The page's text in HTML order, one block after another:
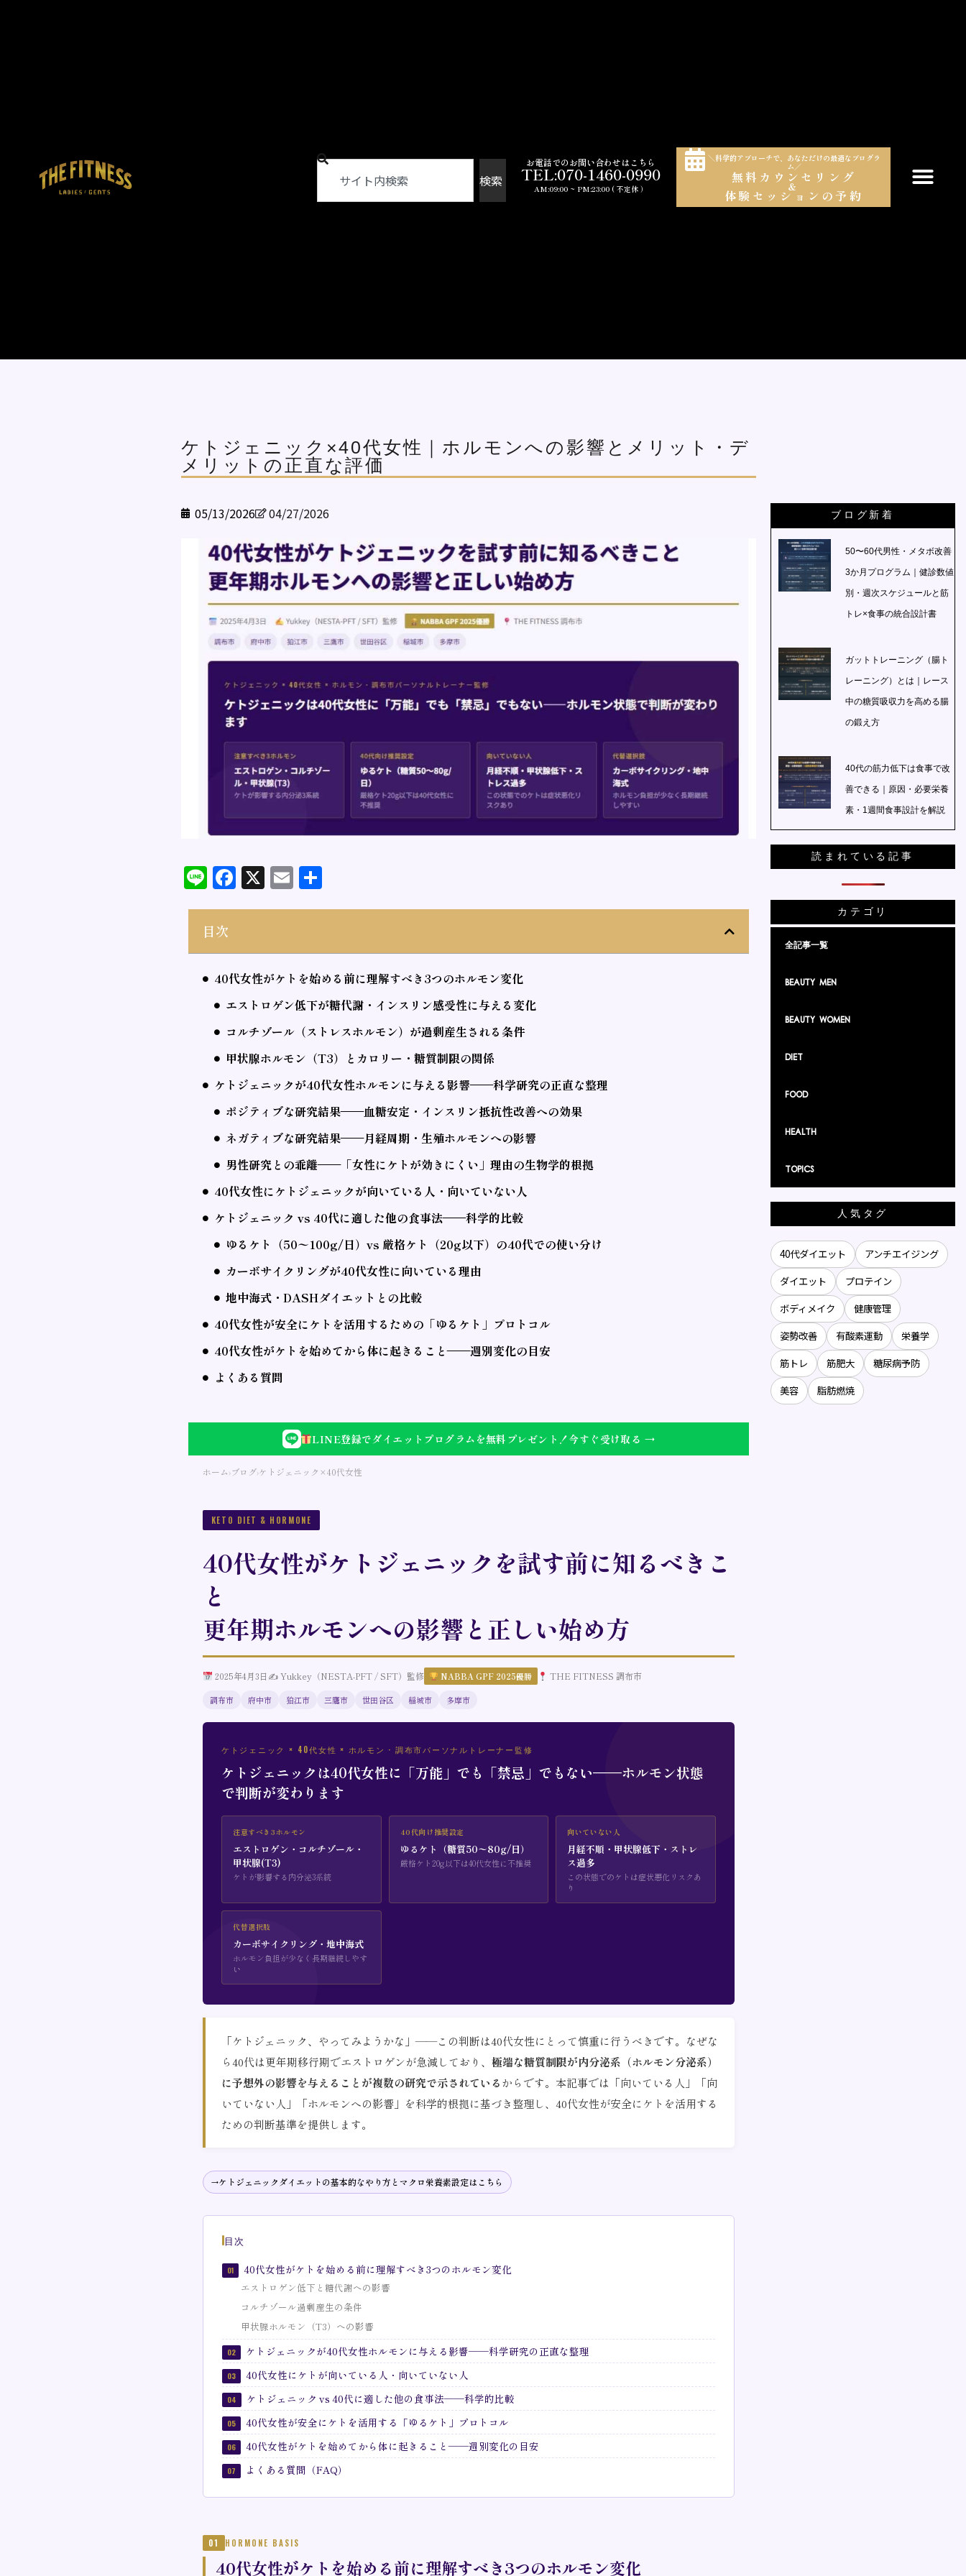
検索
お電話でのお問い合わせはこちら
TEL:070-1460-0990
AM:09:00 ~ PM:23:00 ( 不定休 ）
＼科学的アプローチで、あなただけの最適なプログラ
ム／
無料カウンセリング
＆
体験セッションの予約
ケトジェニック×40代女性｜ホルモンへの影響とメリット・デ
メリットの正直な評価
05/13/2026 04/27/2026
LineFacebook
X Email
共
有
目次
40代女性がケトを始める前に理解すべき3つのホルモン変化
エストロゲン低下が糖代謝・インスリン感受性に与える変化
コルチゾール（ストレスホルモン）が過剰産生される条件
甲状腺ホルモン（T3）とカロリー・糖質制限の関係
ケトジェニックが40代女性ホルモンに与える影響——科学研究の正直な整理
ポジティブな研究結果——血糖安定・インスリン抵抗性改善への効果
ネガティブな研究結果——月経周期・生殖ホルモンへの影響
男性研究との乖離——「女性にケトが効きにくい」理由の生物学的根拠
40代女性にケトジェニックが向いている人・向いていない人
ケトジェニック vs 40代に適した他の食事法——科学的比較
ゆるケト（50〜100g/日）vs 厳格ケト（20g以下）の40代での使い分け
カーボサイクリングが40代女性に向いている理由
地中海式・DASHダイエットとの比較
40代女性が安全にケトを活用するための「ゆるケト」プロトコル
40代女性がケトを始めてから体に起きること——週別変化の目安
よくある質問
LINE登録でダイエットプログラムを無料プレゼント！今すぐ受け取る →
ホーム›ブログ›ケトジェニック×40代女性
KETO DIET & HORMONE
40代女性がケトジェニックを試す前に知るべきこ
と
更年期ホルモンへの影響と正しい始め方
2025年4月3日✍️ Yukkey（NESTA-PFT / SFT）監修 NABBA GPF 2025優勝 THE FITNESS 調布市
調布市 府中市 狛江市 三鷹市 世田谷区 稲城市 多摩市
ケトジェニック × 40代女性 × ホルモン · 調布市パーソナルトレーナー監修
ケトジェニックは40代女性に「万能」でも「禁忌」でもない——ホルモン状態
で判断が変わります
注意すべき3ホルモン
エストロゲン・コルチゾール・
甲状腺(T3)
ケトが影響する内分泌3系統
40代向け推奨設定
ゆるケト（糖質50〜80g/日）
厳格ケト20g以下は40代女性に不推奨
向いていない人
月経不順・甲状腺低下・ストレ
ス過多
この状態でのケトは症状悪化リスクあ
り
代替選択肢
カーボサイクリング・地中海式
ホルモン負担が少なく長期継続しやす
い
「ケトジェニック、やってみようかな」——この判断は40代女性にとって慎重に行うべきです。なぜな
ら40代は更年期移行期でエストロゲンが急減しており、 極端な糖質制限が内分泌系（ホルモン分泌系）
に予想外の影響を与えることが複数の研究で示されているからです。本記事では「向いている人」「向
いていない人」「ホルモンへの影響」を科学的根拠に基づき整理し、40代女性が安全にケトを活用する
ための判断基準を提供します。
ケトジェニックダイエットの基本的なやり方とマクロ栄養素設定はこちら
目次
01 40代女性がケトを始める前に理解すべき3つのホルモン変化
エストロゲン低下と糖代謝への影響
コルチゾール過剰産生の条件
甲状腺ホルモン（T3）への影響
02 ケトジェニックが40代女性ホルモンに与える影響——科学研究の正直な整理
03 40代女性にケトが向いている人・向いていない人
04 ケトジェニック vs 40代に適した他の食事法——科学的比較
05 40代女性が安全にケトを活用する「ゆるケト」プロトコル
06 40代女性がケトを始めてから体に起きること——週別変化の目安
07 よくある質問（FAQ）
01 HORMONE BASIS
40代女性がケトを始める前に理解すべき3つのホルモン変化
ブログ新着
50〜60代男性・メタボ改善
3か月プログラム｜健診数値
別・週次スケジュールと筋
トレ×食事の統合設計書
ガットトレーニング（腸ト
レーニング）とは｜レース
中の糖質吸収力を高める腸
の鍛え方
40代の筋力低下は食事で改
善できる｜原因・必要栄養
素・1週間食事設計を解説
読まれている記事
カテゴリ
全記事一覧
Beauty Men
Beauty Women
Diet
Food
Health
TOPICS
人気タグ
40代ダイエット
アンチエイジング
ダイエット
プロテイン
ボディメイク
健康管理
姿勢改善
有酸素運動
栄養学
筋トレ
筋肥大
糖尿病予防
美容
脂肪燃焼